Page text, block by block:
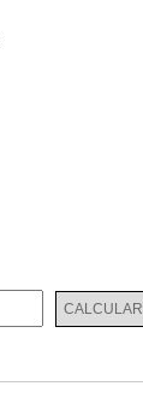
CALCULAR